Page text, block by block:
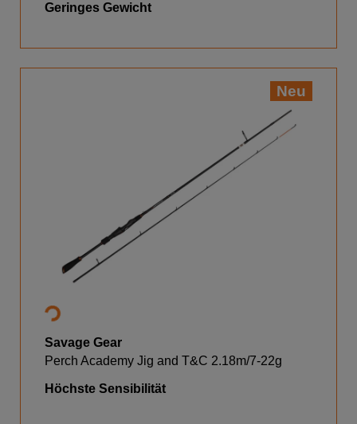
Geringes Gewicht
Neu
Savage Gear
Perch Academy Jig and T&C 2.18m/7-22g
Höchste Sensibilität